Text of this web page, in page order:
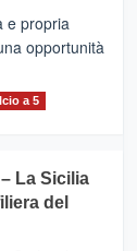
e propria
opportunità
a 5
La Sicilia
del